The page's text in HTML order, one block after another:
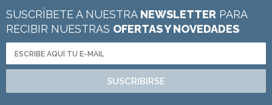
SUSCRÍBETE A NUESTRA NEWSLETTER PARA
RECIBIR NUESTRAS OFERTAS Y NOVEDADES
SUSCRIBIRSE